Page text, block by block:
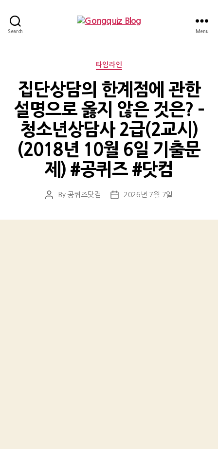
Search Menu
Categories
타임라인
집단상담의 한계점에 관한
설명으로 옳지 않은 것은? –
청소년상담사 2급(2교시)
(2018년 10월 6일 기출문
제) #공퀴즈 #닷컴
PostBy 공퀴즈닷컴
Post2026년 7월 7일